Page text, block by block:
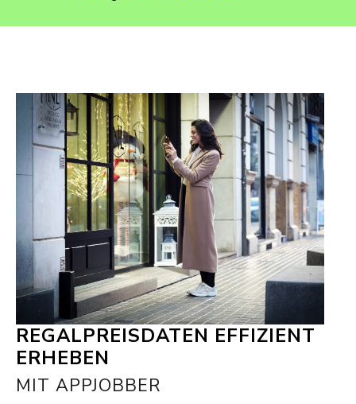
REGALPREISDATEN EFFIZIENT
ERHEBEN
MIT APPJOBBER